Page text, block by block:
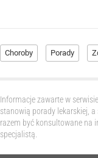
Choroby Porady
Informacje zawarte w
stanowią porady lekarskiej,
razem być konsultowane na
specjalistą.